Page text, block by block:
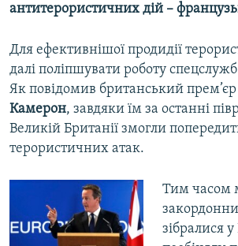
антитерористичних дій –
Для ефективнішої продидії
далі поліпшувати роботу
Як повідомив британський прем’єр
Камерон, завдяки їм за останні
Великій Британії змогли
терористичних атак.
Тим часом
зібралися